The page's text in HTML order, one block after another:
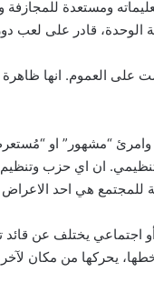
ومستعدة
قادر على لعب
العموم. انها ظاهرة
وامرئ “مشهور” او
ان اي حزب
للمجتمع هي احد
يختلف عن قائد
يحركها من مكان